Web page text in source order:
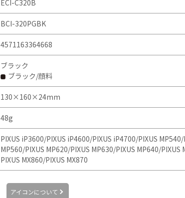
ECI-C320B
BCI-320PGBK
4571163364668
ブラック
ブラック/顔料
130×160×24mm
48g
PIXUS iP3600/PIXUS iP4600/PIXUS iP4700/PIXUS MP540/
MP560/PIXUS MP620/PIXUS MP630/PIXUS MP640/PIXUS
PIXUS MX860/PIXUS MX870
アイコンについて